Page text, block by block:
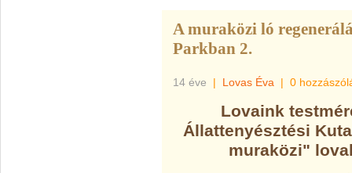
A muraközi ló
Parkban 2.
14 éve | Lovas Éva | 0
Lovaink
Állattenyésztési
muraközi"